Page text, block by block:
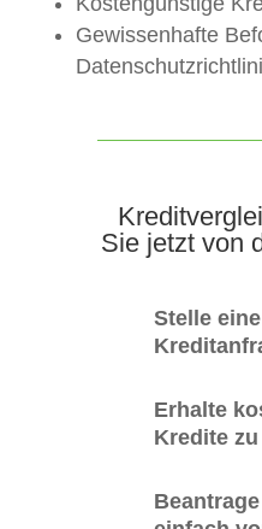
Gewissenhafte
Sie jetzt von
Stelle
Erhalte
Kredite